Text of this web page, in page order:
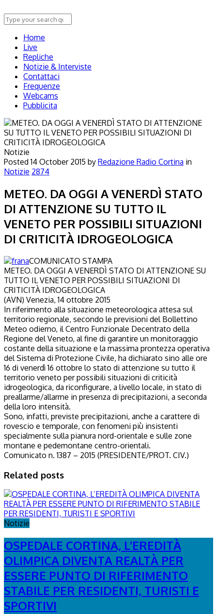
Home
Live
Repliche
Notizie & Interviste
Contattaci
Frequenze
Webcams
Pubblicita
Notizie
Posted14 October 2015 by Redazione Radio Cortina in
Notizie 2874
METEO. DA OGGI A VENERDÌ STATO
DI ATTENZIONE SU TUTTO IL
VENETO PER POSSIBILI SITUAZIONI
DI CRITICITÀ IDROGEOLOGICA
COMUNICATO STAMPA
METEO. DA OGGI A VENERDÌ STATO DI ATTENZIONE SU
TUTTO IL VENETO PER POSSIBILI SITUAZIONI DI
CRITICITÀ IDROGEOLOGICA
(AVN) Venezia, 14 ottobre 2015
In riferimento alla situazione meteorologica attesa sul
territorio regionale, secondo le previsioni del Bollettino
Meteo odierno, il Centro Funzionale Decentrato della
Regione del Veneto, al fine di garantire un monitoraggio
costante della situazione e la massima prontezza operativa
del Sistema di Protezione Civile, ha dichiarato sino alle ore
16 di venerdì 16 ottobre lo stato di attenzione su tutto il
territorio veneto per possibili situazioni di criticità
idrogeologica, da riconfigurare, a livello locale, in stato di
preallarme/allarme in presenza di precipitazioni, a seconda
della loro intensità.
Sono, infatti, previste precipitazioni, anche a carattere di
rovescio e temporale, con fenomeni più insistenti
specialmente sulla pianura nord-orientale e sulle zone
montane e pedemontane centro-orientali.
Comunicato n. 1387 – 2015 (PRESIDENTE/PROT. CIV.)
Related posts
Notizie
OSPEDALE CORTINA, L’EREDITÀ
OLIMPICA DIVENTA REALTÀ PER
ESSERE PUNTO DI RIFERIMENTO
STABILE PER RESIDENTI, TURISTI E
SPORTIVI